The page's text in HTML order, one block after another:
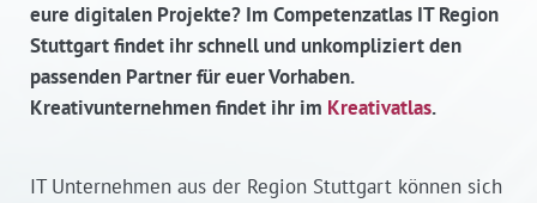
eure digitalen Projekte? Im Competenzatlas IT Region
Stuttgart findet ihr schnell und unkompliziert den
passenden Partner für euer Vorhaben.
Kreativunternehmen findet ihr im Kreativatlas.
IT Unternehmen aus der Region Stuttgart können sich